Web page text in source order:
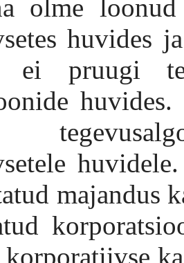
olme
huvides
ei pruugi
majandus
korporatiivse